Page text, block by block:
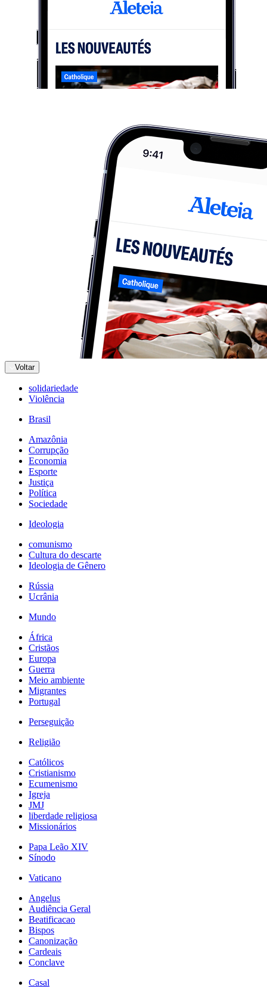
Voltar
solidariedade
Violência
Brasil
Amazônia
Corrupção
Economia
Esporte
Justiça
Política
Sociedade
Ideologia
comunismo
Cultura do descarte
Ideologia de Gênero
Rússia
Ucrânia
Mundo
África
Cristãos
Europa
Guerra
Meio ambiente
Migrantes
Portugal
Perseguição
Religião
Católicos
Cristianismo
Ecumenismo
Igreja
JMJ
liberdade religiosa
Missionários
Papa Leão XIV
Sínodo
Vaticano
Angelus
Audiência Geral
Beatificacao
Bispos
Canonização
Cardeais
Conclave
Casal